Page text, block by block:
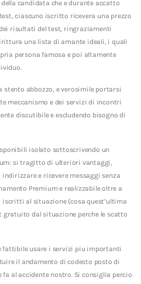
candidata che e durante accatto
ciascuno iscritto ricevera una prezzo
risultati del test, ringraziamenti
una lista di amante ideali, i quali
persona famosa e poi altamente
stento abbozzo, e verosimile portarsi
meccanismo e dei servizi di incontri
discutibile e escludendo bisogno di
isolato sottoscrivendo un
si tragitto di ulteriori vantaggi,
e ricevere messaggi senza
Premium e realizzabile oltre a
al situazione (cosa quest’ultima
dal situazione perche le scatto
fattibile usare i servizi piu importanti
il andamento di codesto posto di
al accidente nostro. Si consiglia percio